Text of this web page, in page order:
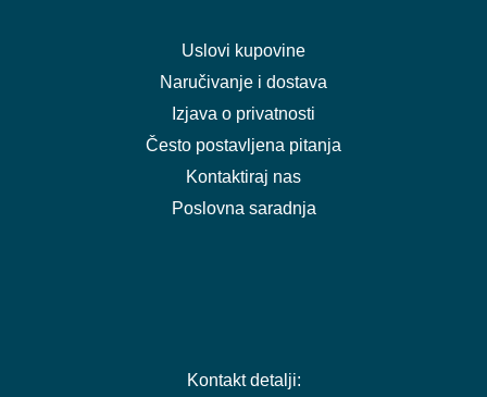
Kontakt detalji:
Uslovi kupovine
Naručivanje i dostava
Izjava o privatnosti
Često postavljena pitanja
Kontaktiraj nas
Poslovna saradnja